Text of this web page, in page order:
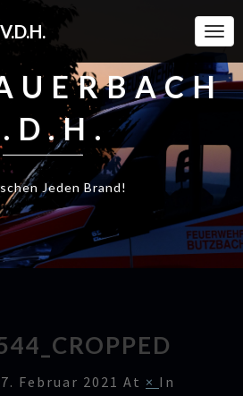
Jeden Brand!
Februar 2021 At × In